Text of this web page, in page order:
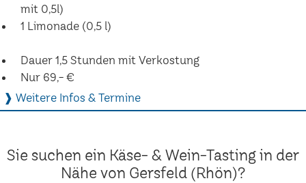
mit 0,5l)
1 Limonade (0,5 l)
Dauer 1,5 Stunden mit Verkostung
Nur 69,- €
❱ Weitere Infos & Termine
Sie suchen ein Käse- & Wein-Tasting in der
Nähe von Gersfeld (Rhön)?